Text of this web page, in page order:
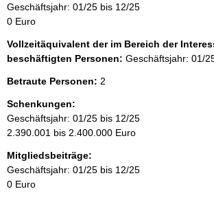
Geschäftsjahr: 01/25 bis 12/25
0 Euro
Vollzeitäquivalent der im Bereich der
beschäftigten Personen: Geschäftsjahr: 01/
Betraute Personen: 2
Schenkungen:
Geschäftsjahr: 01/25 bis 12/25
2.390.001 bis 2.400.000 Euro
Mitgliedsbeiträge:
Geschäftsjahr: 01/25 bis 12/25
0 Euro